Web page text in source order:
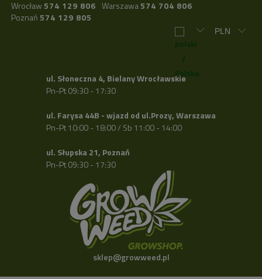
Wrocław 574 129 806 Warszawa574 704 806
Poznań 574 129 805
ul. Słoneczna 4, Bielany Wrocławskie
Pn-Pt 09:30 - 17:30
ul. Farysa 44B - wjazd od ul.Prozy, Warszawa
Pn-Pt 10:00 - 18:00 / Sb 11:00 - 14:00
ul. Słupska 21, Poznań
Pn-Pt 09:30 - 17:30
sklep@growweed.pl